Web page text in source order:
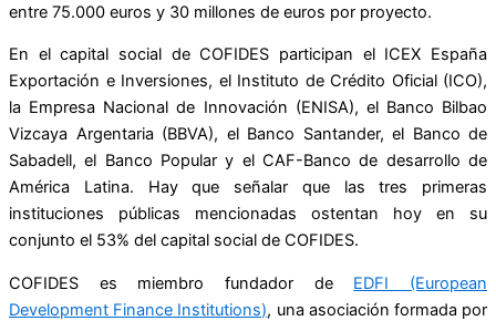
entre 75.000 euros y 30 millones de euros por proyecto.
En el capital social de COFIDES participan el ICEX España
Exportación e Inversiones, el Instituto de Crédito Oficial (ICO),
la Empresa Nacional de Innovación (ENISA), el Banco Bilbao
Vizcaya Argentaria (BBVA), el Banco Santander, el Banco de
Sabadell, el Banco Popular y el CAF-Banco de desarrollo de
América Latina. Hay que señalar que las tres primeras
instituciones públicas mencionadas ostentan hoy en su
conjunto el 53% del capital social de COFIDES.
COFIDES es miembro fundador de EDFI (European
Development Finance Institutions), una asociación formada por